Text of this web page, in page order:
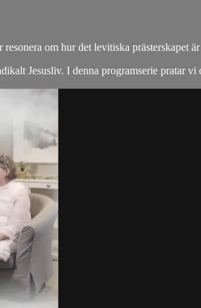
om hur det levitiska prästerskapet
Jesusliv. I denna programserie pratar vi